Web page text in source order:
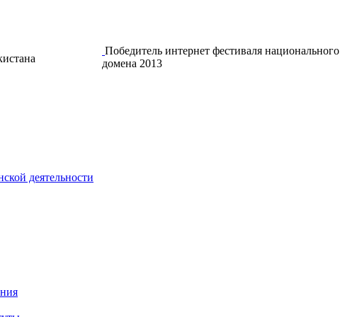
Победитель интернет фестиваля национального
домена 2013
деятельности